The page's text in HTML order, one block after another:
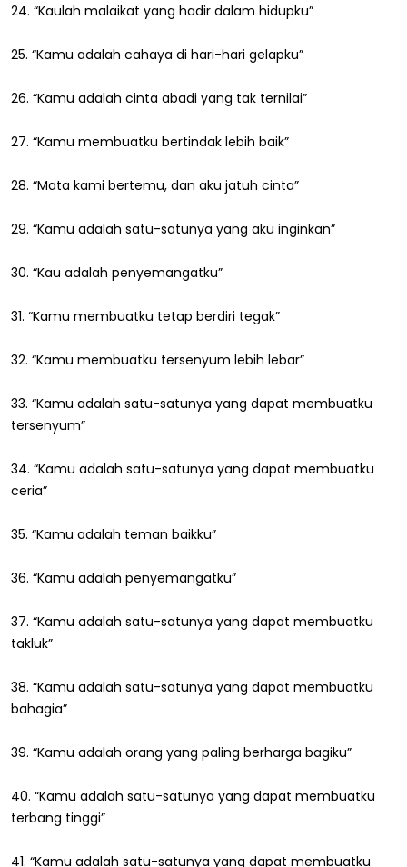
24. “Kaulah malaikat yang hadir dalam hidupku”
25. “Kamu adalah cahaya di hari-hari gelapku”
26. “Kamu adalah cinta abadi yang tak ternilai”
27. “Kamu membuatku bertindak lebih baik”
28. “Mata kami bertemu, dan aku jatuh cinta”
29. “Kamu adalah satu-satunya yang aku inginkan”
30. “Kau adalah penyemangatku”
31. “Kamu membuatku tetap berdiri tegak”
32. “Kamu membuatku tersenyum lebih lebar”
33. “Kamu adalah satu-satunya yang dapat membuatku
tersenyum”
34. “Kamu adalah satu-satunya yang dapat membuatku
ceria”
35. “Kamu adalah teman baikku”
36. “Kamu adalah penyemangatku”
37. “Kamu adalah satu-satunya yang dapat membuatku
takluk”
38. “Kamu adalah satu-satunya yang dapat membuatku
bahagia”
39. “Kamu adalah orang yang paling berharga bagiku”
40. “Kamu adalah satu-satunya yang dapat membuatku
terbang tinggi”
41. “Kamu adalah satu-satunya yang dapat membuatku